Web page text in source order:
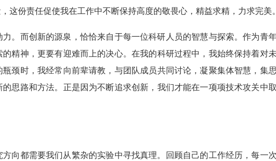
这份责任促使我在工作中不断保持高度的敬畏心，精益求精，力求完美。
。而创新的源泉，恰恰来自于每一位科研人员的智慧与探索。作为青
精神，更要有迎难而上的决心。在我的科研过程中，我始终保持着对
颈时，我经常向前辈请教，与团队成员共同讨论，凝聚集体智慧，集
思路和方法。正是因为不断追求创新，我们才能在一项项技术攻关中
向都需要我们从繁杂的实验中寻找真理。回顾自己的工作经历，每一